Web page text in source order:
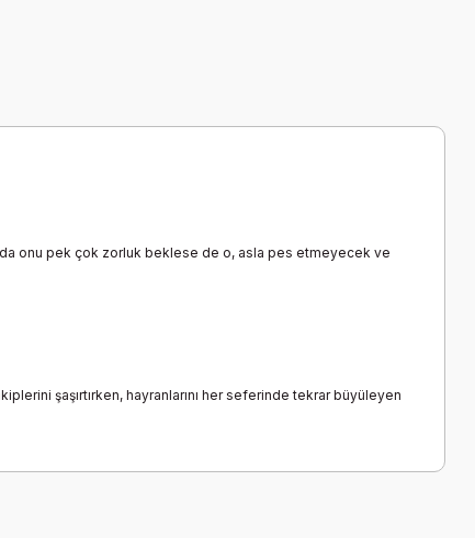
onu pek çok zorluk beklese de o, asla pes etmeyecek ve
şaşırtırken, hayranlarını her seferinde tekrar büyüleyen